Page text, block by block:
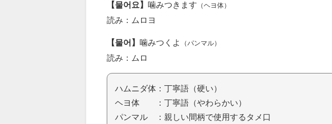
【물어요】 噛みつきます （ヘヨ体）
読み：ムロヨ
【물어】 噛みつくよ （パンマル）
読み：ムロ
ハムニダ体：丁寧語（硬い）
ヘヨ体 ：丁寧語（やわらかい）
パンマル ：親しい間柄で使用するタメ口